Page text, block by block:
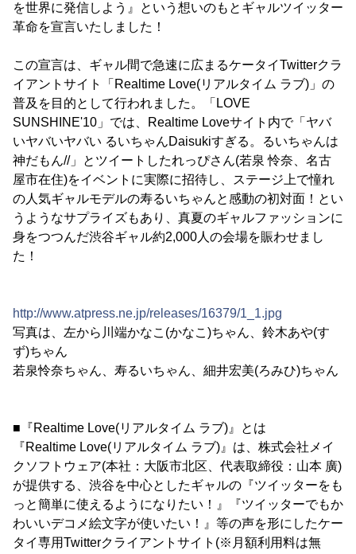
を世界に発信しよう』という想いのもとギャルツイッター
革命を宣言いたしました！
この宣言は、ギャル間で急速に広まるケータイTwitterクラ
イアントサイト「Realtime Love(リアルタイム ラブ)」の
普及を目的として行われました。「LOVE
SUNSHINE'10」では、Realtime Loveサイト内で「ヤバ
いヤバいヤバい るいちゃんDaisukiすぎる。るいちゃんは
神だもん//」とツイートしたれっぴさん(若泉 怜奈、名古
屋市在住)をイベントに実際に招待し、ステージ上で憧れ
の人気ギャルモデルの寿るいちゃんと感動の初対面！とい
うようなサプライズもあり、真夏のギャルファッションに
身をつつんだ渋谷ギャル約2,000人の会場を賑わせまし
た！
http://www.atpress.ne.jp/releases/16379/1_1.jpg
写真は、左から川端かなこ(かなこ)ちゃん、鈴木あや(す
ず)ちゃん
若泉怜奈ちゃん、寿るいちゃん、細井宏美(ろみひ)ちゃん
■『Realtime Love(リアルタイム ラブ)』とは
『Realtime Love(リアルタイム ラブ)』は、株式会社メイ
クソフトウェア(本社：大阪市北区、代表取締役：山本 廣)
が提供する、渋谷を中心としたギャルの『ツイッターをも
っと簡単に使えるようになりたい！』『ツイッターでもか
わいいデコメ絵文字が使いたい！』等の声を形にしたケー
タイ専用Twitterクライアントサイト(※月額利用料は無